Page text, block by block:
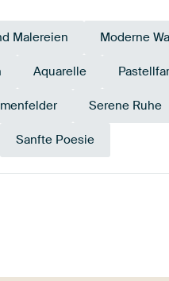
Malereien Moderne
Aquarelle
Serene Ruhe
Sanfte Poesie